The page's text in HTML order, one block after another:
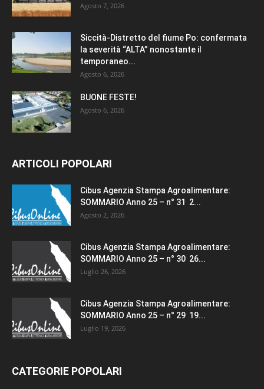
Agosto 7, 2026
Siccità-Distretto del fiume Po: confermata
la severità “ALTA” nonostante il
temporaneo...
Agosto 6, 2026
BUONE FESTE!
Agosto 6, 2026
ARTICOLI POPOLARI
Cibus Agenzia Stampa Agroalimentare:
SOMMARIO Anno 25 – n° 31 2...
Agosto 2, 2026
Cibus Agenzia Stampa Agroalimentare:
SOMMARIO Anno 25 – n° 30 26...
Luglio 26, 2026
Cibus Agenzia Stampa Agroalimentare:
SOMMARIO Anno 25 – n° 29 19...
Luglio 19, 2026
CATEGORIE POPOLARI